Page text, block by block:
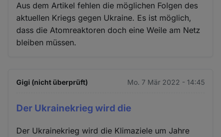
Aus dem Artikel fehlen die möglichen Folgen des
aktuellen Kriegs gegen Ukraine. Es ist möglich,
dass die Atomreaktoren doch eine Weile am Netz
bleiben müssen.
Gigi (nicht überprüft) Mo. 7 Mär 2022 - 14:45
Der Ukrainekrieg wird die
Der Ukrainekrieg wird die Klimaziele um Jahre